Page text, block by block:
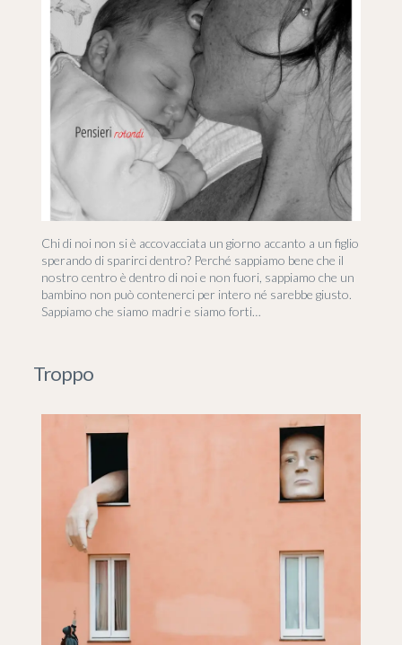
Chi di noi non si è accovacciata un giorno accanto a un figlio
sperando di sparirci dentro? Perché sappiamo bene che il
nostro centro è dentro di noi e non fuori, sappiamo che un
bambino non può contenerci per intero né sarebbe giusto.
Sappiamo che siamo madri e siamo forti…
Troppo